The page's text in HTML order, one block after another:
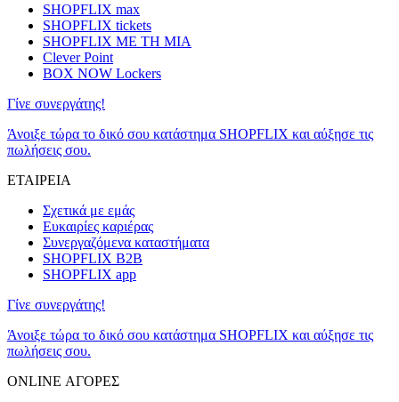
SHOPFLIX max
SHOPFLIX tickets
SHOPFLIX ΜΕ ΤΗ ΜΙΑ
Clever Point
BOX NOW Lockers
Γίνε συνεργάτης!
Άνοιξε τώρα το δικό σου κατάστημα SHOPFLIX και αύξησε τις
πωλήσεις σου.
ΕΤΑΙΡΕΙΑ
Σχετικά με εμάς
Ευκαιρίες καριέρας
Συνεργαζόμενα καταστήματα
SHOPFLIX B2B
SHOPFLIX app
Γίνε συνεργάτης!
Άνοιξε τώρα το δικό σου κατάστημα SHOPFLIX και αύξησε τις
πωλήσεις σου.
ONLINE ΑΓΟΡΕΣ